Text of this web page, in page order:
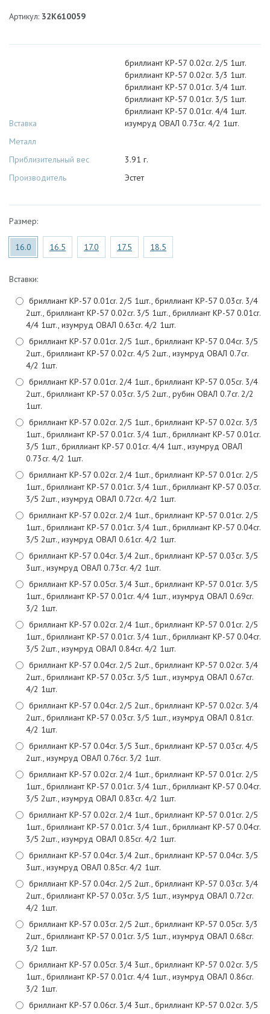
Артикул: 32К610059
Вставка
Металл
Приблизительный вес
Производитель
бриллиант КР-57 0.02cr. 2/5 1шт.
бриллиант КР-57 0.02cr. 3/3 1шт.
бриллиант КР-57 0.01cr. 3/4 1шт.
бриллиант КР-57 0.01cr. 3/5 1шт.
бриллиант КР-57 0.01cr. 4/4 1шт.
изумруд ОВАЛ 0.73cr. 4/2 1шт.
3.91 г.
Эстет
Размер:
16.0 16.5 17.0 17.5 18.5
Вставки:
бриллиант КР-57 0.01cr. 2/5 1шт., бриллиант КР-57 0.03cr. 3/4
2шт., бриллиант КР-57 0.02cr. 3/5 1шт., бриллиант КР-57 0.01cr.
4/4 1шт., изумруд ОВАЛ 0.63cr. 4/2 1шт.
бриллиант КР-57 0.01cr. 2/5 1шт., бриллиант КР-57 0.04cr. 3/5
2шт., бриллиант КР-57 0.02cr. 4/5 2шт., изумруд ОВАЛ 0.7cr.
4/2 1шт.
бриллиант КР-57 0.01cr. 2/4 1шт., бриллиант КР-57 0.05cr. 3/4
2шт., бриллиант КР-57 0.03cr. 3/5 2шт., рубин ОВАЛ 0.7cr. 2/2
1шт.
бриллиант КР-57 0.02cr. 2/5 1шт., бриллиант КР-57 0.02cr. 3/3
1шт., бриллиант КР-57 0.01cr. 3/4 1шт., бриллиант КР-57 0.01cr.
3/5 1шт., бриллиант КР-57 0.01cr. 4/4 1шт., изумруд ОВАЛ
0.73cr. 4/2 1шт.
бриллиант КР-57 0.02cr. 2/4 1шт., бриллиант КР-57 0.01cr. 2/5
1шт., бриллиант КР-57 0.01cr. 3/4 1шт., бриллиант КР-57 0.03cr.
3/5 2шт., изумруд ОВАЛ 0.72cr. 4/2 1шт.
бриллиант КР-57 0.02cr. 2/4 1шт., бриллиант КР-57 0.01cr. 2/5
1шт., бриллиант КР-57 0.01cr. 3/4 1шт., бриллиант КР-57 0.04cr.
3/5 2шт., изумруд ОВАЛ 0.61cr. 4/2 1шт.
бриллиант КР-57 0.04cr. 3/4 2шт., бриллиант КР-57 0.03cr. 3/5
3шт., изумруд ОВАЛ 0.73cr. 4/2 1шт.
бриллиант КР-57 0.05cr. 3/4 3шт., бриллиант КР-57 0.01cr. 3/5
1шт., бриллиант КР-57 0.01cr. 4/4 1шт., изумруд ОВАЛ 0.69cr.
3/2 1шт.
бриллиант КР-57 0.02cr. 2/4 1шт., бриллиант КР-57 0.01cr. 2/5
1шт., бриллиант КР-57 0.01cr. 3/4 1шт., бриллиант КР-57 0.04cr.
3/5 2шт., изумруд ОВАЛ 0.84cr. 4/2 1шт.
бриллиант КР-57 0.04cr. 2/5 2шт., бриллиант КР-57 0.02cr. 3/4
2шт., бриллиант КР-57 0.03cr. 3/5 1шт., изумруд ОВАЛ 0.67cr.
4/2 1шт.
бриллиант КР-57 0.04cr. 2/5 2шт., бриллиант КР-57 0.02cr. 3/4
2шт., бриллиант КР-57 0.03cr. 3/5 1шт., изумруд ОВАЛ 0.81cr.
4/2 1шт.
бриллиант КР-57 0.04cr. 3/5 3шт., бриллиант КР-57 0.03cr. 4/5
2шт., изумруд ОВАЛ 0.76cr. 3/2 1шт.
бриллиант КР-57 0.02cr. 2/4 1шт., бриллиант КР-57 0.01cr. 2/5
1шт., бриллиант КР-57 0.01cr. 3/4 1шт., бриллиант КР-57 0.04cr.
3/5 2шт., изумруд ОВАЛ 0.83cr. 4/2 1шт.
бриллиант КР-57 0.02cr. 2/4 1шт., бриллиант КР-57 0.01cr. 2/5
1шт., бриллиант КР-57 0.01cr. 3/4 1шт., бриллиант КР-57 0.04cr.
3/5 2шт., изумруд ОВАЛ 0.85cr. 4/2 1шт.
бриллиант КР-57 0.04cr. 3/4 2шт., бриллиант КР-57 0.04cr. 3/5
3шт., изумруд ОВАЛ 0.85cr. 4/2 1шт.
бриллиант КР-57 0.04cr. 2/5 2шт., бриллиант КР-57 0.03cr. 3/4
2шт., бриллиант КР-57 0.03cr. 3/5 1шт., изумруд ОВАЛ 0.72cr.
4/2 1шт.
бриллиант КР-57 0.03cr. 2/5 2шт., бриллиант КР-57 0.05cr. 3/3
2шт., бриллиант КР-57 0.01cr. 3/5 1шт., изумруд ОВАЛ 0.68cr.
3/2 1шт.
бриллиант КР-57 0.05cr. 3/4 3шт., бриллиант КР-57 0.02cr. 3/5
1шт., бриллиант КР-57 0.01cr. 4/4 1шт., изумруд ОВАЛ 0.86cr.
3/2 1шт.
бриллиант КР-57 0.06cr. 3/4 3шт., бриллиант КР-57 0.02cr. 3/5